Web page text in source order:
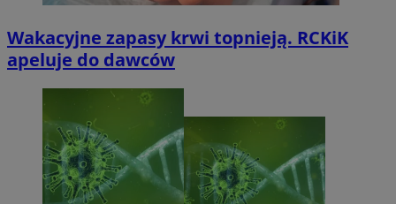
Wakacyjne zapasy krwi topnieją. RCKiK
apeluje do dawców